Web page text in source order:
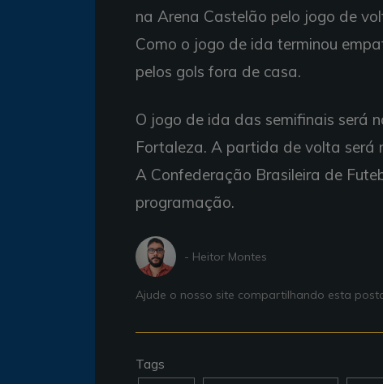
na Arena Castelão pelo jogo de
Como o jogo de ida terminou
pelos gols fora de casa.
O jogo de ida das semifinais será
Fortaleza. A partida de volta será
A Confederação Brasileira de
programação.
- Heitor Montes
Ajude o nosso site compartilhando esta
Tags